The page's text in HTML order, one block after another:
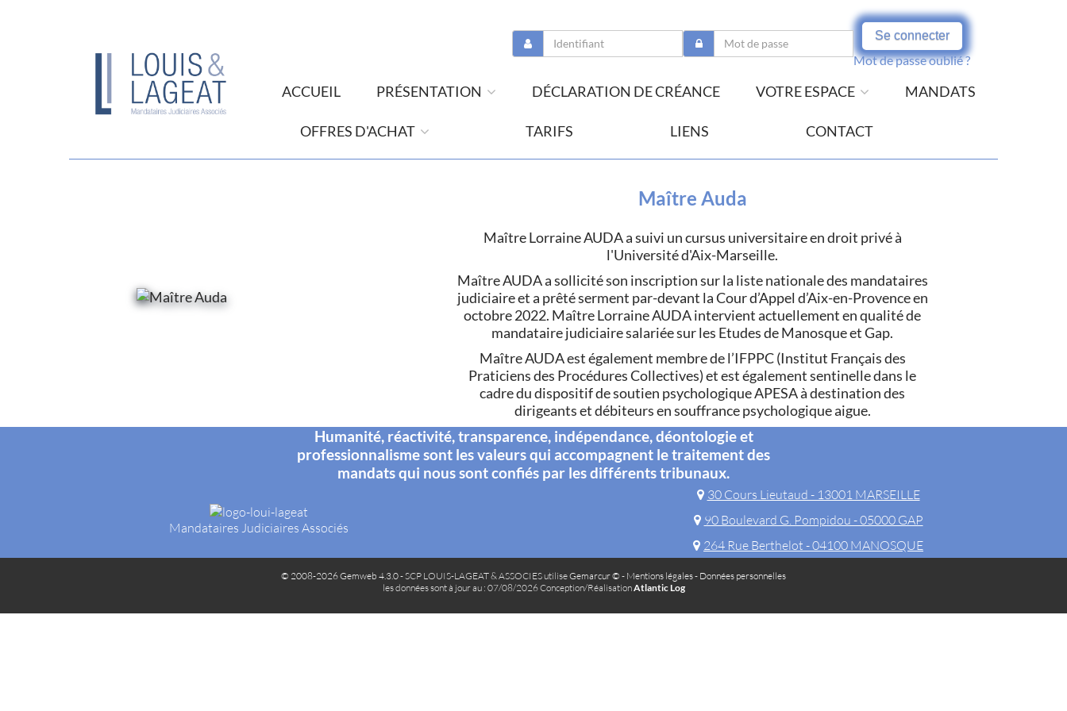
Se connecter
Mot de passe oublié ?
ACCUEIL PRÉSENTATION DÉCLARATION DE CRÉANCE VOTRE ESPACE MANDATS
OFFRES D'ACHAT TARIFS LIENS CONTACT
Maître Auda
Maître Lorraine AUDA a suivi un cursus universitaire en droit privé à
l'Université d'Aix-Marseille.
Maître AUDA a sollicité son inscription sur la liste nationale des mandataires
judiciaire et a prêté serment par-devant la Cour d’Appel d’Aix-en-Provence en
octobre 2022. Maître Lorraine AUDA intervient actuellement en qualité de
mandataire judiciaire salariée sur les Etudes de Manosque et Gap.
Maître AUDA est également membre de l’IFPPC (Institut Français des
Praticiens des Procédures Collectives) et est également sentinelle dans le
cadre du dispositif de soutien psychologique APESA à destination des
dirigeants et débiteurs en souffrance psychologique aigue.
Mandataires Judiciaires Associés
Humanité, réactivité, transparence, indépendance, déontologie et
professionnalisme sont les valeurs qui accompagnent le traitement des
mandats qui nous sont confiés par les différents tribunaux.
30 Cours Lieutaud - 13001 MARSEILLE
90 Boulevard G. Pompidou - 05000 GAP
264 Rue Berthelot - 04100 MANOSQUE
© 2008-2026 Gemweb 4.3.0- SCP LOUIS-LAGEAT & ASSOCIES utiliseGemarcur © - Mentions légales- Données personnelles
les données sont à jour au : 07/08/2026 Conception/RéalisationAtlantic Log